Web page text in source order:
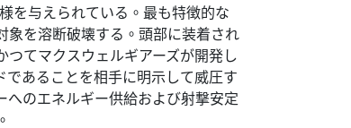
を与えられている。最も特徴的な
象を溶断破壊する。頭部に装着され
てマクスウェルギアーズが開発し
あることを相手に明示して威圧す
へのエネルギー供給および射撃安定